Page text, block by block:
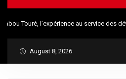
Touré, l’expérience au service des
August 8, 2026